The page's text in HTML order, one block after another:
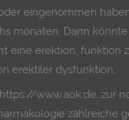
eingenommen
monaten. Dann
eine erektion, funktion
erektiler dysfunktion.
www.aok.de, zur
zahlreiche